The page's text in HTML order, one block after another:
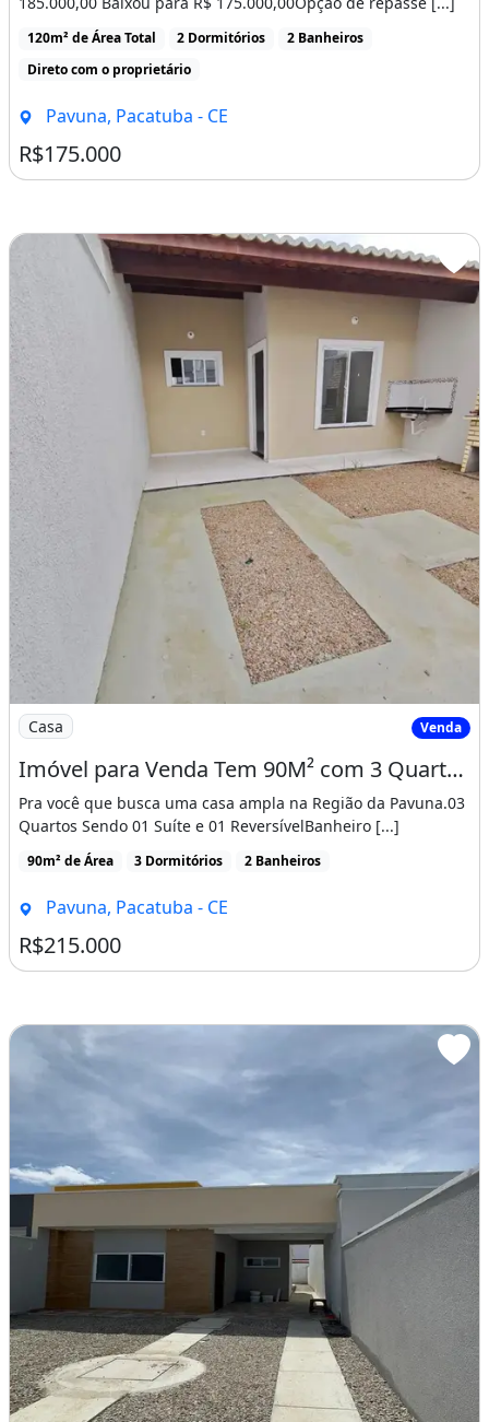
120m² de Área Total 2 Dormitórios
2 Banheiros
Direto com o proprietário
Pavuna, Pacatuba - CE
R$175.000
Imagem: Imóvel para Venda Tem 90M² com 3 Quartos
Casa Venda
Imóvel para Venda Tem 90M² com 3 Quartos em Pavuna - Pacatuba - Ce
Pra você que busca uma casa ampla na Região da Pavuna.03
Quartos Sendo 01 Suíte e 01 ReversívelBanheiro [...]
90m² de Área 3 Dormitórios 2 Banheiros
Pavuna, Pacatuba - CE
R$215.000